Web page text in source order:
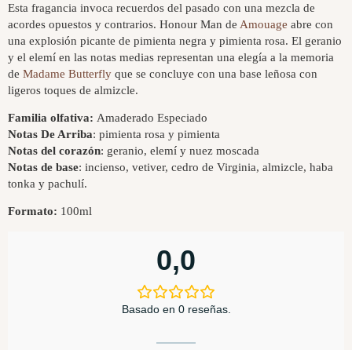
Esta fragancia invoca recuerdos del pasado con una mezcla de
acordes opuestos y contrarios. Honour Man de Amouage abre con
una explosión picante de pimienta negra y pimienta rosa. El geranio
y el elemí en las notas medias representan una elegía a la memoria
de Madame Butterfly que se concluye con una base leñosa con
ligeros toques de almizcle.
Familia olfativa: Amaderado Especiado
Notas De Arriba: pimienta rosa y pimienta
Notas del corazón: geranio, elemí y nuez moscada
Notas de base: incienso, vetiver, cedro de Virginia, almizcle, haba
tonka y pachulí.
Formato: 100ml
0,0
Basado en 0 reseñas.